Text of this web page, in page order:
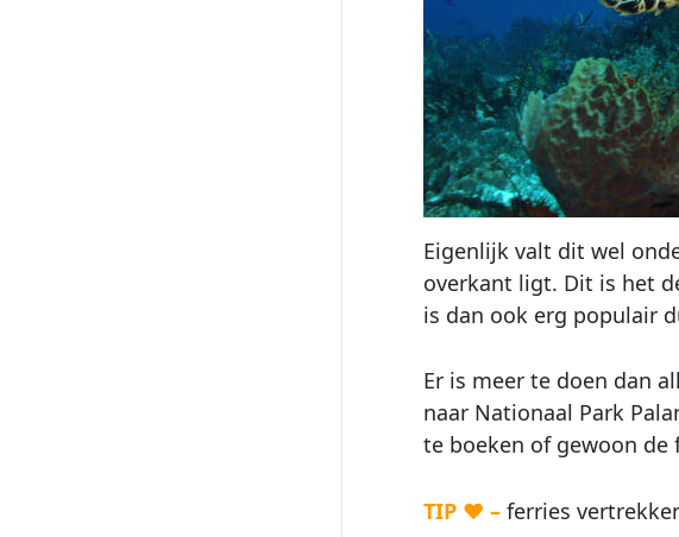
Eigenlijk valt dit wel
overkant ligt. Dit is het
is dan ook erg populair
Er is meer te doen dan
naar Nationaal Park
te boeken of gewoon de
TIP ♥ –ferries